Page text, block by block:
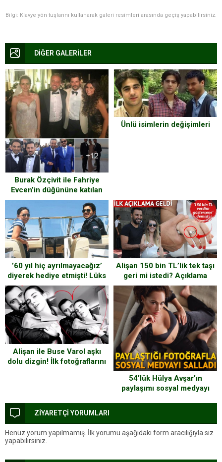
Bilgi: Klavye yön tuşlarını kullanarak galeri resimleri arasında geçiş yapabilirsiniz.
DİĞER GALERİLER
Burak Özçivit ile Fahriye
Evcen’in düğününe katılan
ünlü isimler
Ünlü isimlerin değişimleri
’60 yıl hiç ayrılmayacağız’
diyerek hediye etmişti! Lüks
yat ortaya çıktı
Alişan 150 bin TL’lik tek taşı
geri mi istedi? Açıklama
geldi…
Alişan ile Buse Varol aşkı
dolu dizgin! İlk fotoğraflarını
54’lük Hülya Avşar’ın
paylaşımı sosyal medyayı
ZİYARETÇİ YORUMLARI
Henüz yorum yapılmamış. İlk yorumu aşağıdaki form aracılığıyla siz
yapabilirsiniz.